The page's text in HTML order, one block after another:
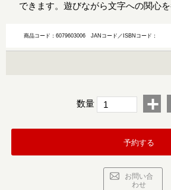
できます。遊びながら文字への関心を
商品コード：6079603006JANコード／ISBNコード：
数量 +
予約する
お問い合
わせ